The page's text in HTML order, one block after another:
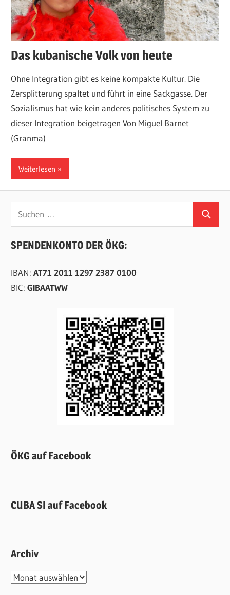
Das kubanische Volk von heute
Ohne Integration gibt es keine kompakte Kultur. Die
Zersplitterung spaltet und führt in eine Sackgasse. Der
Sozialismus hat wie kein anderes politisches System zu
dieser Integration beigetragen Von Miguel Barnet
(Granma)
Weiterlesen
Suchen
nach:
Suchen
SPENDENKONTO DER ÖKG:
IBAN:AT71 2011 1297 2387 0100
BIC:GIBAATWW
ÖKG auf Facebook
CUBA SI auf Facebook
Archiv
Archiv